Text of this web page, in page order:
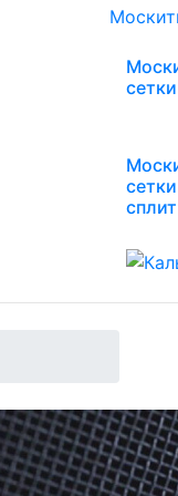
сетки
сетки
сплит